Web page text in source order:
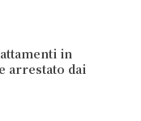
in
arrestato dai